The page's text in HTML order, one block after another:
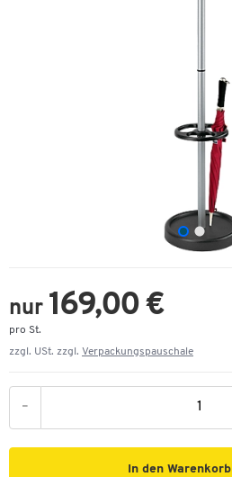
nur 169,00 €
pro St.
zzgl. USt. zzgl. Verpackungspauschale
-
In den Warenkorb